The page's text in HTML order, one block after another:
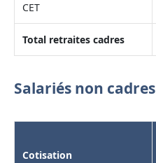
CET
Total retraites cadres
Salariés non cadres
Cotisation